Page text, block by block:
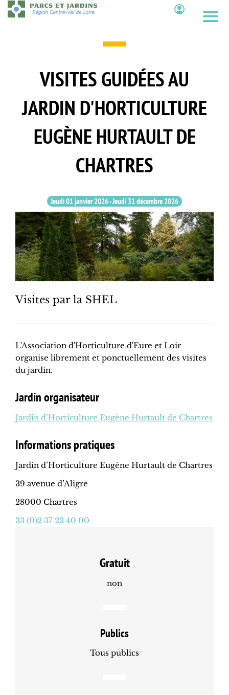
Aller
au
VISITES GUIDÉES AU
JARDIN D'HORTICULTURE
EUGÈNE HURTAULT DE
CHARTRES
Jeudi 01 janvier 2026-Jeudi 31 décembre 2026
Visites par la SHEL
L'Association d'Horticulture d'Eure et Loir
organise librement et ponctuellement des visites
du jardin.
Jardin organisateur
Jardin d’Horticulture Eugène Hurtault de Chartres
Informations pratiques
Jardin d’Horticulture Eugène Hurtault de Chartres
39 avenue d’Aligre
28000 Chartres
33 (0)2 37 23 40 00
Gratuit
non
Publics
Tous publics